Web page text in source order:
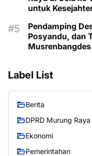
untuk
Pendamping
Posyandu, dan
Label List
Berita
DPRD Murung Raya
Ekonomi
Pemerintahan